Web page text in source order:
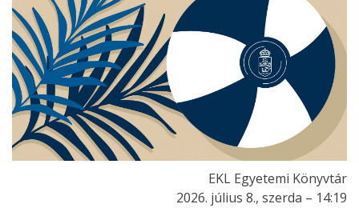
EKL Egyetemi Könyvtár
2026. július 8., szerda – 14:19